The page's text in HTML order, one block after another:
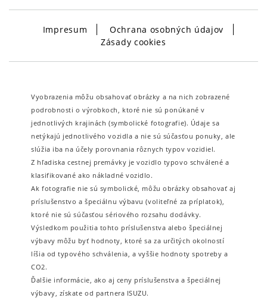
Impresum
Ochrana osobných údajov
Zásady cookies
Vyobrazenia môžu obsahovať obrázky a na nich zobrazené
podrobnosti o výrobkoch, ktoré nie sú ponúkané v
jednotlivých krajinách (symbolické fotografie). Údaje sa
netýkajú jednotlivého vozidla a nie sú súčasťou ponuky, ale
slúžia iba na účely porovnania rôznych typov vozidiel.
Z hľadiska cestnej premávky je vozidlo typovo schválené a
klasifikované ako nákladné vozidlo.
Ak fotografie nie sú symbolické, môžu obrázky obsahovať aj
príslušenstvo a špeciálnu výbavu (voliteľné za príplatok),
ktoré nie sú súčasťou sériového rozsahu dodávky.
Výsledkom použitia tohto príslušenstva alebo špeciálnej
výbavy môžu byť hodnoty, ktoré sa za určitých okolností
líšia od typového schválenia, a vyššie hodnoty spotreby a
CO2.
Ďalšie informácie, ako aj ceny príslušenstva a špeciálnej
výbavy, získate od partnera ISUZU.